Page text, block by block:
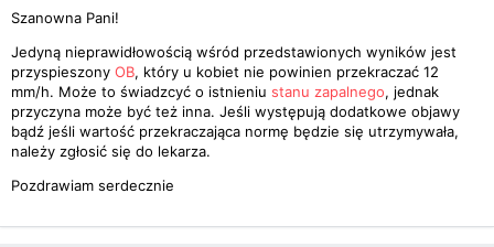
Szanowna Pani!
Jedyną nieprawidłowością wśród przedstawionych wyników jest
przyspieszony OB, który u kobiet nie powinien przekraczać 12
mm/h. Może to świadzcyć o istnieniu stanu zapalnego, jednak
przyczyna może być też inna. Jeśli występują dodatkowe objawy
bądź jeśli wartość przekraczająca normę będzie się utrzymywała,
należy zgłosić się do lekarza.
Pozdrawiam serdecznie